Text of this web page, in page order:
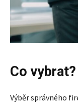
Co vybrat?
Výběr správného